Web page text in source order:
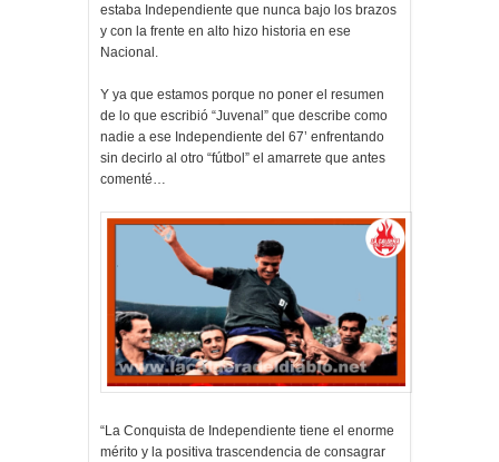
estaba Independiente que nunca bajo los brazos
y con la frente en alto hizo historia en ese
Nacional.
Y ya que estamos porque no poner el resumen
de lo que escribió “Juvenal” que describe como
nadie a ese Independiente del 67’ enfrentando
sin decirlo al otro “fútbol” el amarrete que antes
comenté…
“La Conquista de Independiente tiene el enorme
mérito y la positiva trascendencia de consagrar